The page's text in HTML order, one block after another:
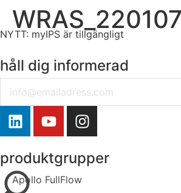
NYTT: myIPS är tillgängligt
stäng
håll dig informerad
produktgrupper
Apollo FullFlow